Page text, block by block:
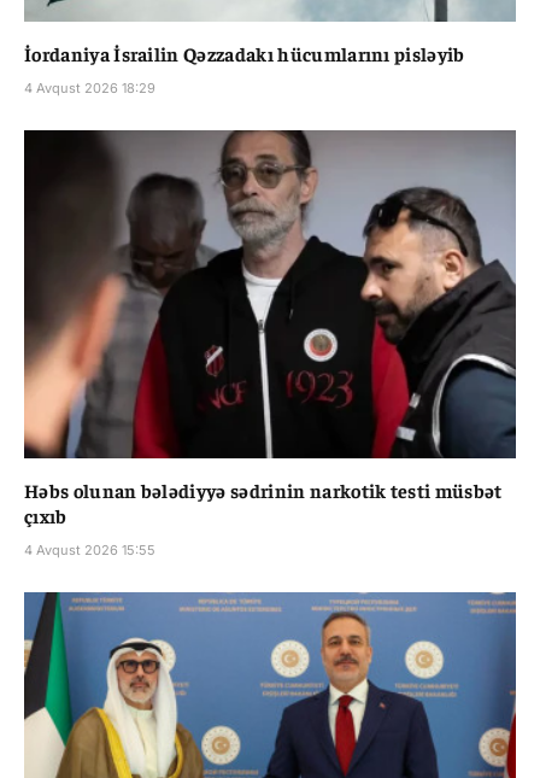
İordaniya İsrailin Qəzzadakı hücumlarını pisləyib
4 Avqust 2026 18:29
Həbs olunan bələdiyyə sədrinin narkotik testi müsbət
çıxıb
4 Avqust 2026 15:55